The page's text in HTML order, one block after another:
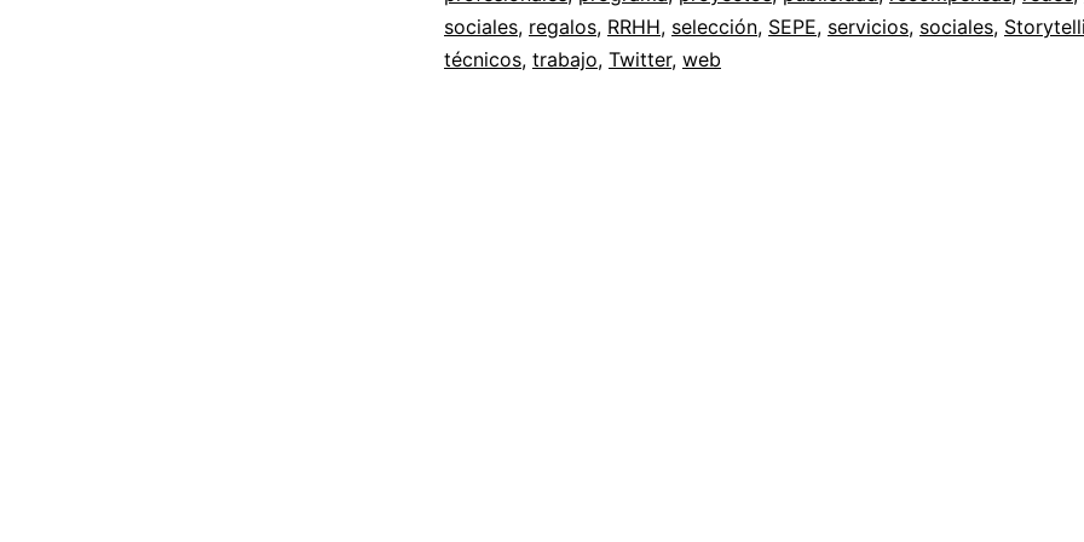
sociales, regalos, RRHH, selección, SEPE, servicios, sociales,
técnicos, trabajo, Twitter, web